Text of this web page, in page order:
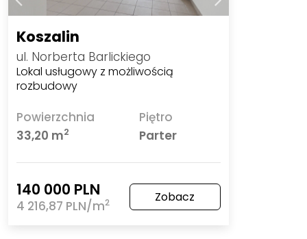
Koszalin
ul. Norberta Barlickiego
Lokal usługowy z możliwością
rozbudowy
Powierzchnia
33,20 m2
Piętro
Parter
140 000 PLN
4 216,87 PLN/m2 Zobacz